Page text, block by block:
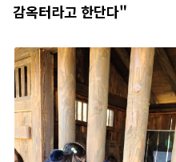
감옥터라고 한단다"